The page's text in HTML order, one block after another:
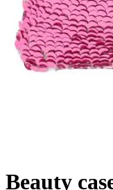
Beauty